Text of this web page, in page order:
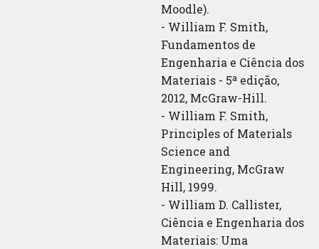
Moodle).
- William F. Smith,
Fundamentos de
Engenharia e Ciência dos
Materiais - 5ª edição,
2012, McGraw-Hill.
- William F. Smith,
Principles of Materials
Science and
Engineering, McGraw
Hill, 1999.
- William D. Callister,
Ciência e Engenharia dos
Materiais: Uma